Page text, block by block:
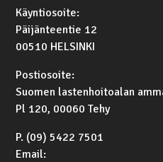
Käyntiosoite:
Päijänteentie 12
00510 HELSINKI
Postiosoite:
Suomen lastenhoitoalan
Pl 120, 00060 Tehy
P. (09) 5422 7501
Email: